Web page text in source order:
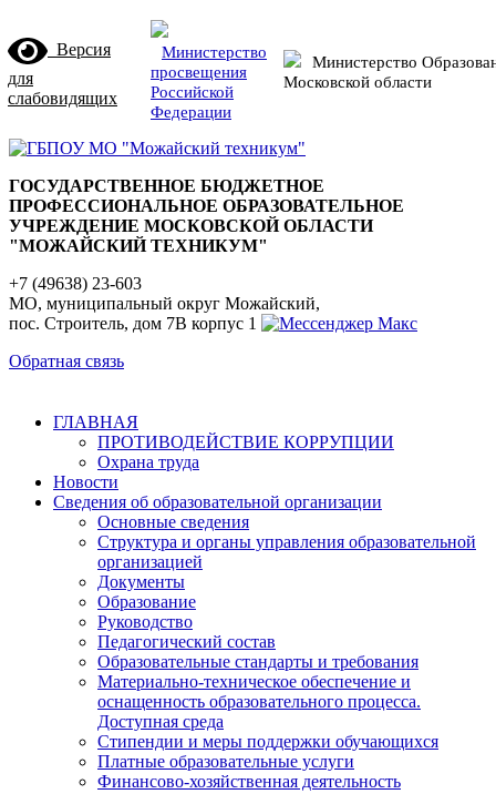
Версия
для
слабовидящих
Министерство
просвещения
Российской
Федерации
Министерство
Московской области
ГОСУДАРСТВЕННОЕ БЮДЖЕТНОЕ
ПРОФЕССИОНАЛЬНОЕ ОБРАЗОВАТЕЛЬНОЕ
УЧРЕЖДЕНИЕ МОСКОВСКОЙ ОБЛАСТИ
"МОЖАЙСКИЙ ТЕХНИКУМ"
+7 (49638) 23-603
МО, муниципальный округ Можайский,
пос. Строитель, дом 7В корпус 1
Обратная связь
ГЛАВНАЯ
ПРОТИВОДЕЙСТВИЕ КОРРУПЦИИ
Охрана труда
Новости
Сведения об образовательной организации
Основные сведения
Структура и органы управления образовательной
организацией
Документы
Образование
Руководство
Педагогический состав
Образовательные стандарты и требования
Материально-техническое обеспечение и
оснащенность образовательного процесса.
Доступная среда
Стипендии и меры поддержки обучающихся
Платные образовательные услуги
Финансово-хозяйственная деятельность